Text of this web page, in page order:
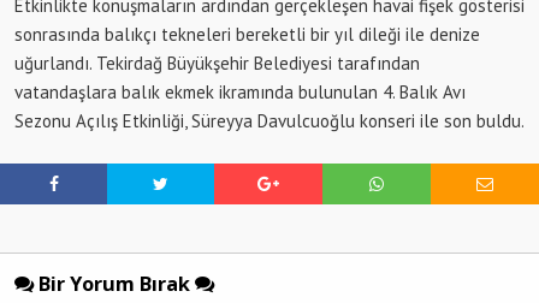
Etkinlikte konuşmaların ardından gerçekleşen havai fişek gösterisi
sonrasında balıkçı tekneleri bereketli bir yıl dileği ile denize
uğurlandı. Tekirdağ Büyükşehir Belediyesi tarafından
vatandaşlara balık ekmek ikramında bulunulan 4. Balık Avı
Sezonu Açılış Etkinliği, Süreyya Davulcuoğlu konseri ile son buldu.
Bir Yorum Bırak